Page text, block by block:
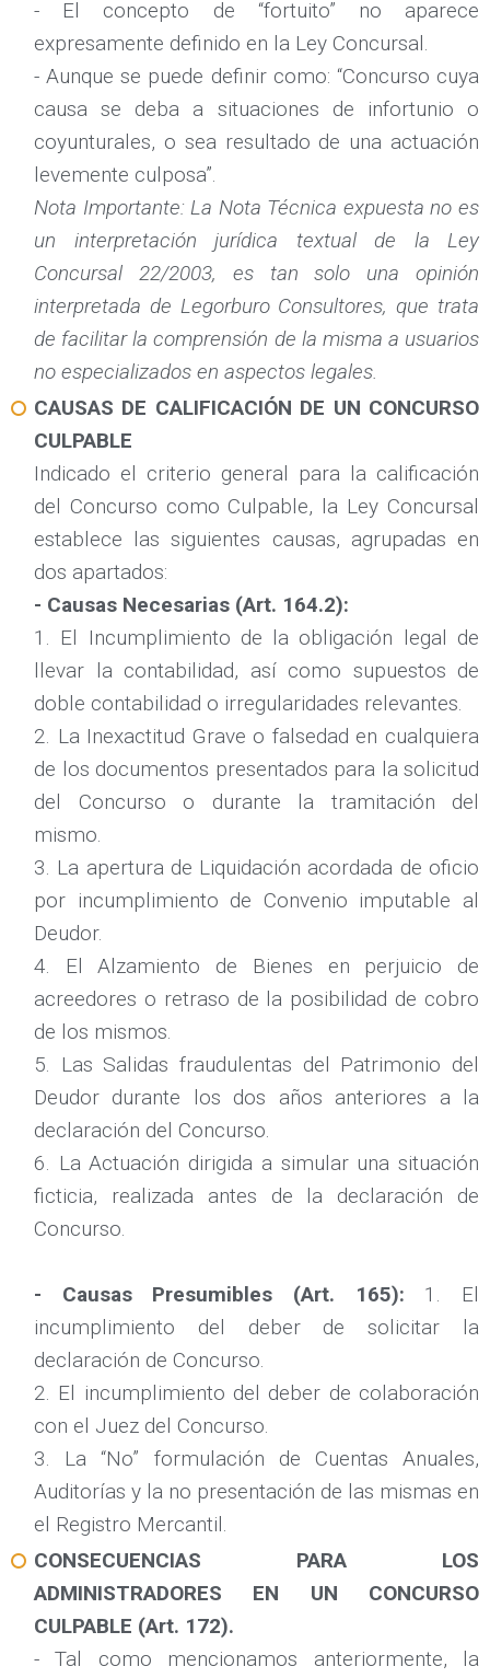
- El concepto de “fortuito” no aparece
expresamente definido en la Ley Concursal.
- Aunque se puede definir como: “Concurso cuya
causa se deba a situaciones de infortunio o
coyunturales, o sea resultado de una actuación
levemente culposa”.
Nota Importante: La Nota Técnica expuesta no es
un interpretación jurídica textual de la Ley
Concursal 22/2003, es tan solo una opinión
interpretada de Legorburo Consultores, que trata
de facilitar la comprensión de la misma a usuarios
no especializados en aspectos legales.
CAUSAS DE CALIFICACIÓN DE UN CONCURSO
CULPABLE
Indicado el criterio general para la calificación
del Concurso como Culpable, la Ley Concursal
establece las siguientes causas, agrupadas en
dos apartados:
- Causas Necesarias (Art. 164.2):
1. El Incumplimiento de la obligación legal de
llevar la contabilidad, así como supuestos de
doble contabilidad o irregularidades relevantes.
2. La Inexactitud Grave o falsedad en cualquiera
de los documentos presentados para la solicitud
del Concurso o durante la tramitación del
mismo.
3. La apertura de Liquidación acordada de oficio
por incumplimiento de Convenio imputable al
Deudor.
4. El Alzamiento de Bienes en perjuicio de
acreedores o retraso de la posibilidad de cobro
de los mismos.
5. Las Salidas fraudulentas del Patrimonio del
Deudor durante los dos años anteriores a la
declaración del Concurso.
6. La Actuación dirigida a simular una situación
ficticia, realizada antes de la declaración de
Concurso.
- Causas Presumibles (Art. 165): 1. El
incumplimiento del deber de solicitar la
declaración de Concurso.
2. El incumplimiento del deber de colaboración
con el Juez del Concurso.
3. La “No” formulación de Cuentas Anuales,
Auditorías y la no presentación de las mismas en
el Registro Mercantil.
CONSECUENCIAS PARA LOS
ADMINISTRADORES EN UN CONCURSO
CULPABLE (Art. 172).
- Tal como mencionamos anteriormente, la